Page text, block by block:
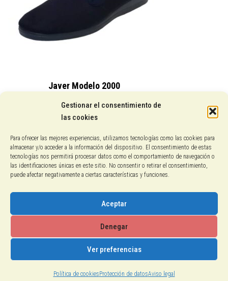
Gestionar el consentimiento de
las cookies
Para ofrecer las mejores experiencias, utilizamos tecnologías como las cookies para
almacenar y/o acceder a la información del dispositivo. El consentimiento de estas
tecnologías nos permitirá procesar datos como el comportamiento de navegación o
las identificaciones únicas en este sitio. No consentir o retirar el consentimiento,
puede afectar negativamente a ciertas características y funciones.
Aceptar
Denegar
Ver preferencias
Política de cookiesProtección de datosAviso legal
Javer Modelo 2000
15,25€
Conocenos
Pagos con PayPal